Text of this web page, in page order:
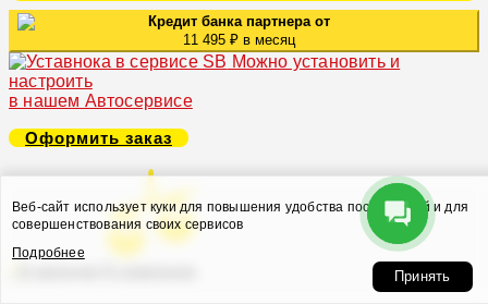
Кредит банка партнера от
11 495 ₽ в месяц
Можно установить и
настроить
в нашем Автосервисе
Оформить заказ
Веб-сайт использует куки для повышения удобства посетителей и для
совершенствования своих сервисов
Подробнее
Принять